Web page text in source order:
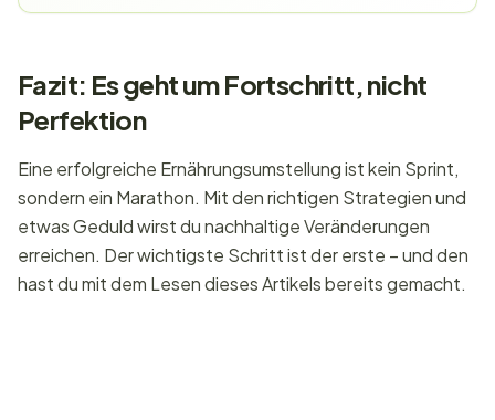
Fazit: Es geht um Fortschritt, nicht
Perfektion
Eine erfolgreiche Ernährungsumstellung ist kein Sprint,
sondern ein Marathon. Mit den richtigen Strategien und
etwas Geduld wirst du nachhaltige Veränderungen
erreichen. Der wichtigste Schritt ist der erste – und den
hast du mit dem Lesen dieses Artikels bereits gemacht.